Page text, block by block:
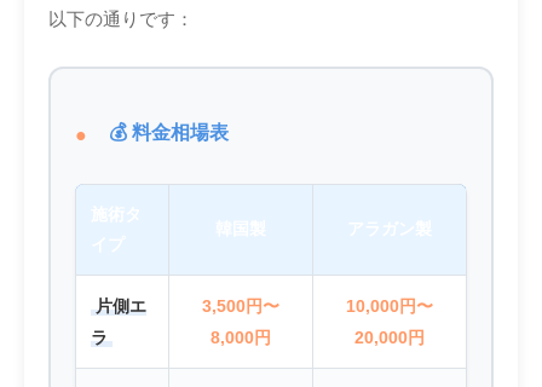
以下の通りです：
💰 料金相場表
片側エ
ラ
3,500円〜
8,000円
10,000円〜
20,000円